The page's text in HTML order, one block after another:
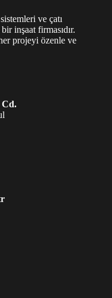
ve çatı
inşaat firmasıdır.
projeyi özenle ve
Cd.